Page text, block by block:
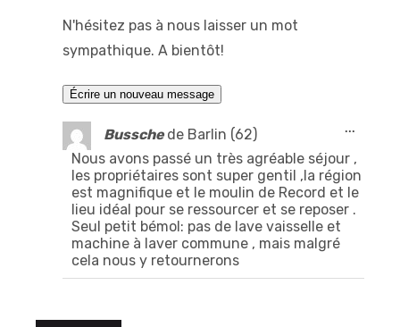
N'hésitez pas à nous laisser un mot
sympathique. A bientôt!
Bussche de Barlin (62)
Nous avons passé un très agréable séjour ,
les propriétaires sont super gentil ,la région
est magnifique et le moulin de Record et le
lieu idéal pour se ressourcer et se reposer .
Seul petit bémol: pas de lave vaisselle et
machine à laver commune , mais malgré
cela nous y retournerons
...
méta.